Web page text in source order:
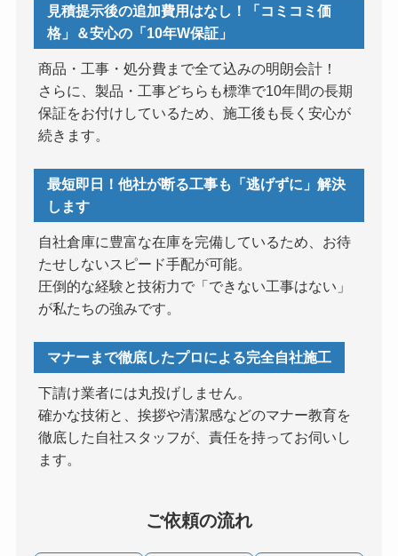
見積提示後の追加費用はなし！「コミコミ価
格」＆安心の「10年W保証」
商品・工事・処分費まで全て込みの明朗会計！
さらに、製品・工事どちらも標準で10年間の長期
保証をお付けしているため、施工後も長く安心が
続きます。
最短即日！他社が断る工事も「逃げずに」解決
します
自社倉庫に豊富な在庫を完備しているため、お待
たせしないスピード手配が可能。
圧倒的な経験と技術力で「できない工事はない」
が私たちの強みです。
マナーまで徹底したプロによる完全自社施工
下請け業者には丸投げしません。
確かな技術と、挨拶や清潔感などのマナー教育を
徹底した自社スタッフが、責任を持ってお伺いし
ます。
ご依頼の流れ